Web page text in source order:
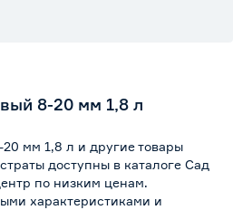
8-20 мм 1,8 л
мм 1,8 л и другие товары
доступны в каталоге Сад
по низким ценам.
характеристиками и